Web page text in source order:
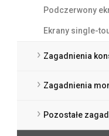
Podczerwony
Ekrany single-
Zagadnienia
Zagadnienia
Pozostałe